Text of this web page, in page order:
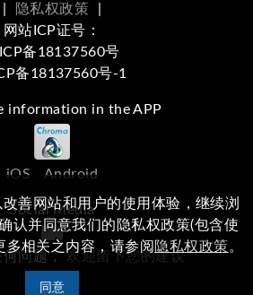
隐私权政策
网站ICP证号：
备18137560号
备18137560号-1
information in the APP
iOS Android
Social Media
问题， 欢迎留下您的建议
善网站和用户的使用体验，继续浏
认并同意我们的隐私权政策(包含使
多相关之内容，请参阅 隐私权政策 。
同意